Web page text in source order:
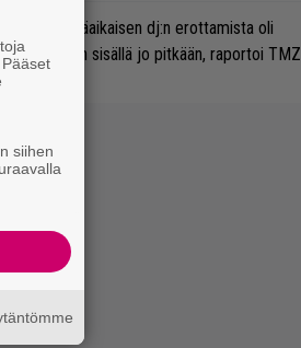
pitkäaikaisen dj:n erottamista oli
bändin sisällä jo pitkään, raportoi TMZ
siihen